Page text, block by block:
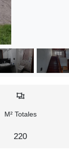
M² Totales
220